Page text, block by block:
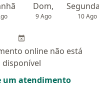
Dom,
9 Ago 10 Ago
online não está
disponível
um atendimento